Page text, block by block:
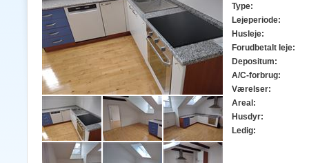
Type:
Lejeperiode:
Husleje:
Forudbetalt leje:
Depositum:
A/C-forbrug:
Værelser:
Areal:
Husdyr:
Ledig: